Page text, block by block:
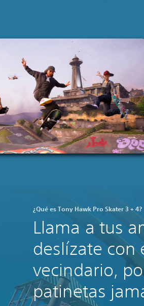
¿Qué es Tony Hawk Pro Skater 3 + 4?
Llama a tus
deslízate con
vecindario,
patinetas